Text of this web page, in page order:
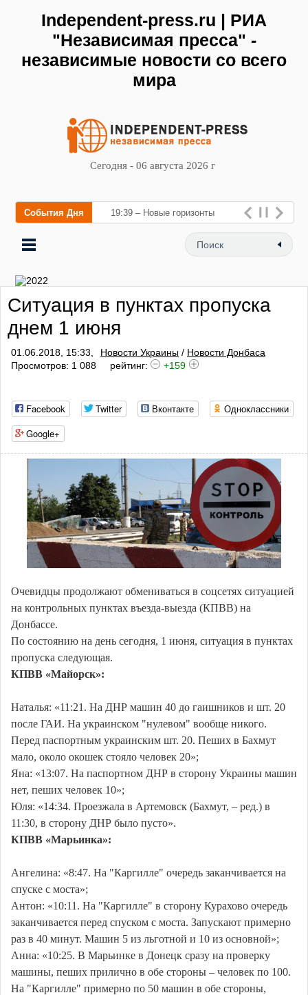
Independent-press.ru | РИА
"Независимая пресса" -
независимые новости со всего
мира
Сегодня - 06 августа 2026 г
События Дня 19:39 – Новые горизонты
флебологии: в Москве
открылся «Городской центр
Ситуация в пунктах пропуска
днем 1 июня
01.06.2018, 15:33, Новости Украины / Новости Донбаса
Просмотров: 1 088
рейтинг: +159
Facebook Twitter Вконтакте
Одноклассники
Google+
Очевидцы продолжают обмениваться в соцсетях ситуацией
на контрольных пунктах въезда-выезда (КПВВ) на
Донбассе.
По состоянию на день сегодня, 1 июня, ситуация в пунктах
пропуска следующая.
КПВВ «Майорск»:
Наталья: «11:21. На ДНР машин 40 до гаишников и шт. 20
после ГАИ. На украинском "нулевом" вообще никого.
Перед паспортным украинским шт. 20. Пеших в Бахмут
мало, около окошек стояло человек 20»;
Яна: «13:07. На паспортном ДНР в сторону Украины машин
нет, пеших человек 10»;
Юля: «14:34. Проезжала в Артемовск (Бахмут, – ред.) в
11:30, в сторону ДНР было пусто».
КПВВ «Марьинка»:
Ангелина: «8:47. На "Каргилле" очередь заканчивается на
спуске с моста»;
Антон: «10:11. На "Каргилле" в сторону Курахово очередь
заканчивается перед спуском с моста. Запускают примерно
раз в 40 минут. Машин 5 из льготной и 10 из основной»;
Анна: «10:25. В Марьинке в Донецк сразу на проверку
машины, пеших прилично в обе стороны – человек по 100.
На "Каргилле" примерно по 50 машин в обе стороны,